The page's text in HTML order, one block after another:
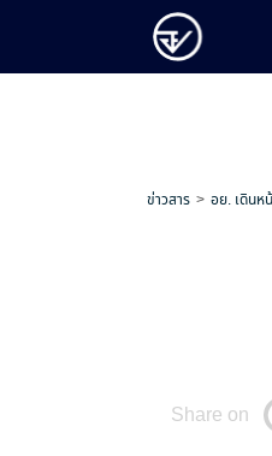
ข่าวสาร อย. เดินห
Share on